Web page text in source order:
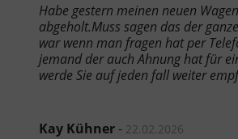
Habe gestern meinen neuen
abgeholt.Muss sagen das der
war wenn man fragen hat per
jemand der auch Ahnung hat für
werde Sie auf jeden fall weiter
Kay Kühner - 22.02.2026